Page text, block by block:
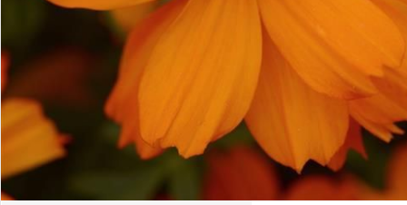
Palīglīdzekļi augu audzēšanai (72)
Klientu Diena
Novatec - izcils mēslošanai arī
sezonas otrajā pusē!
Piedāvājums ābeļdārziem